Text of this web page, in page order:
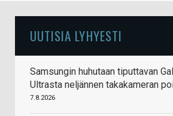
UUTISIA LYHYESTI
Samsungin huhutaan tiputtavan
Ultrasta neljännen takakameran
7.8.2026